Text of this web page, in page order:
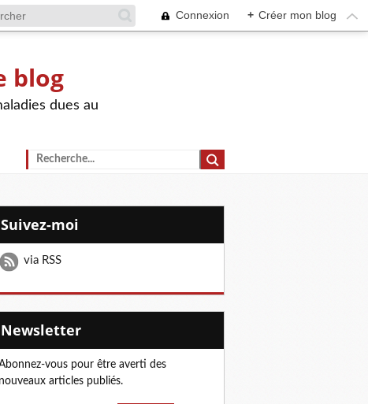
Connexion + Créer mon blog
blog
dues au
Suivez-moi
via RSS
Newsletter
vous pour être averti des
nouveaux articles publiés.